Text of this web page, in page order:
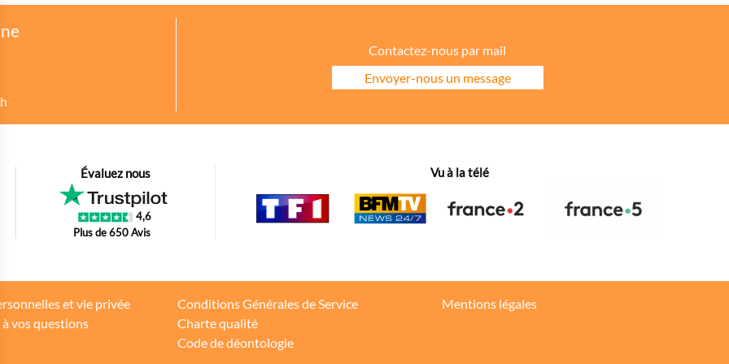
Contactez-nous par mail
Envoyer-nous un message
Évaluez nous
4,6
Plus de 650 Avis
Vu à la télé
et vie privée
à vos questions
Conditions Générales de Service
Charte qualité
Code de déontologie
Mentions légales
bout de code que nous fourni Facebook nous permet de poursuivre nos échanges dans votre fil d’actualité.
s'il y a des conversions.